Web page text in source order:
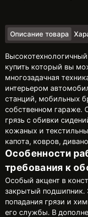
Описание товара
купить который вы
многозадачная
интерьером
станций, мобильных
собственном гараже.
грязь с обивки
кожаных и
капота, ковров,
Особенности
требования к
Особый акцент в
закрытый подшипник.
попадания грязи и
его службы. В